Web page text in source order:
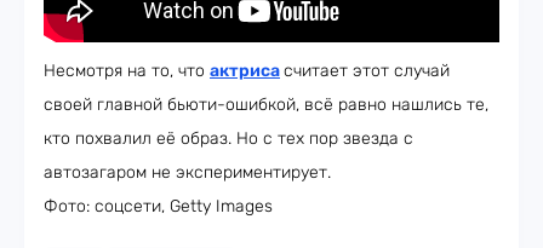
Несмотря на то, что актрисасчитает этот случай
своей главной бьюти-ошибкой, всё равно нашлись те,
кто похвалил её образ. Но с тех пор звезда с
автозагаром не экспериментирует.
Фото: соцсети, Getty Images